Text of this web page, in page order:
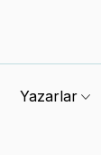
Yazarlar